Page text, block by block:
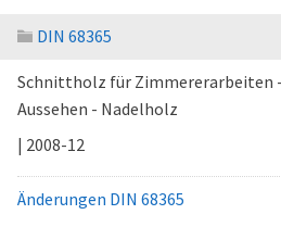
DIN 68365
Schnittholz für Zimmererarbeiten
Aussehen - Nadelholz
| 2008-12
Änderungen DIN 68365